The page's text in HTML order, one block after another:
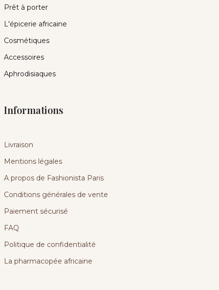
Prêt à porter
L'épicerie africaine
Cosmétiques
Accessoires
Aphrodisiaques
Informations
Livraison
Mentions légales
A propos de Fashionista Paris
Conditions générales de vente
Paiement sécurisé
FAQ
Politique de confidentialité
La pharmacopée africaine